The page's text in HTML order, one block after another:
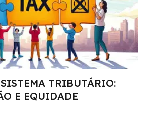
TRIBUTÁRIO:
E EQUIDADE